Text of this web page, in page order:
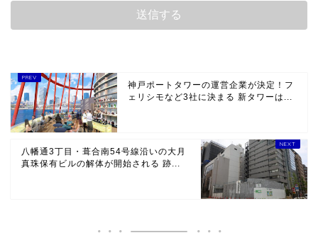
神戸ポートタワーの運営企業が決定！フ
ェリシモなど3社に決まる 新タワーは...
八幡通3丁目・葺合南54号線沿いの大月
真珠保有ビルの解体が開始される 跡...